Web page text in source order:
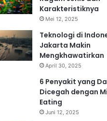
Karakteristiknya
Mei 12, 2025
Teknologi di
Jakarta Makin
Mengkhawatirkan
April 30, 2025
6 Penyakit yang
Dicegah dengan
Eating
Juni 12, 2025